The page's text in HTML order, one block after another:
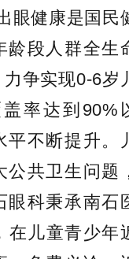
眼健康是国民
龄段人群全生
争实现0-6岁
率达到90%
不断提升。
共卫生问题
眼科秉承南石
在儿童青少年